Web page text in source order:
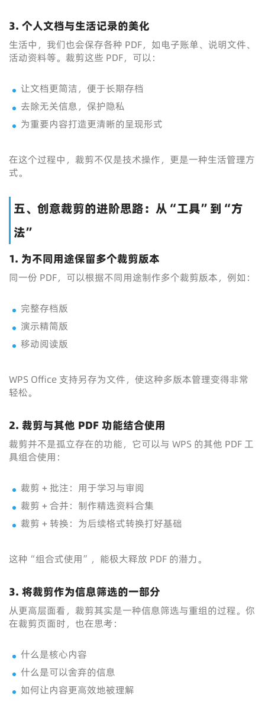
3. 个人文档与生活记录的美化
生活中，我们也会保存各种 PDF，如电子账单、说明文件、
活动资料等。裁剪这些 PDF，可以：
让文档更简洁，便于长期存档
去除无关信息，保护隐私
为重要内容打造更清晰的呈现形式
在这个过程中，裁剪不仅是技术操作，更是一种生活管理方
式。
五、创意裁剪的进阶思路：从“工具”到“方
法”
1. 为不同用途保留多个裁剪版本
同一份 PDF，可以根据不同用途制作多个裁剪版本，例如：
完整存档版
演示精简版
移动阅读版
WPS Office 支持另存为文件，使这种多版本管理变得非常
轻松。
2. 裁剪与其他 PDF 功能结合使用
裁剪并不是孤立存在的功能，它可以与 WPS 的其他 PDF 工
具组合使用：
裁剪 + 批注：用于学习与审阅
裁剪 + 合并：制作精选资料合集
裁剪 + 转换：为后续格式转换打好基础
这种“组合式使用”，能极大释放 PDF 的潜力。
3. 将裁剪作为信息筛选的一部分
从更高层面看，裁剪其实是一种信息筛选与重组的过程。你
在裁剪页面时，也在思考：
什么是核心内容
什么是可以舍弃的信息
如何让内容更高效地被理解